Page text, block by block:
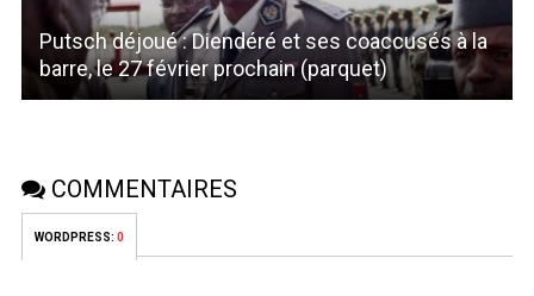
Putsch déjoué : Diendéré et ses coaccusés à la
barre, le 27 février prochain (parquet)
COMMENTAIRES
WORDPRESS: 0